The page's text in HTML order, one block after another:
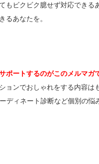
もビクビク臆せず対応でき
るあなたを。
ポートするのがこのメルマガ
ョンでおしゃれをする内容
ディネート診断など個別の